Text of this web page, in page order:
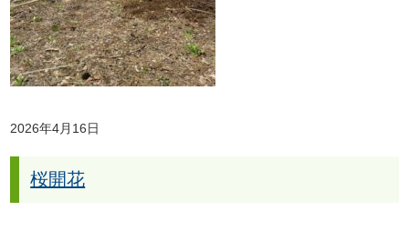
2026年4月16日
桜開花